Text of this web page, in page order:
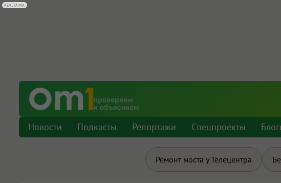
Новости Подкасты Репортажи Спецпроекты
Ремонт моста у Телецентра
РЕКЛАМА